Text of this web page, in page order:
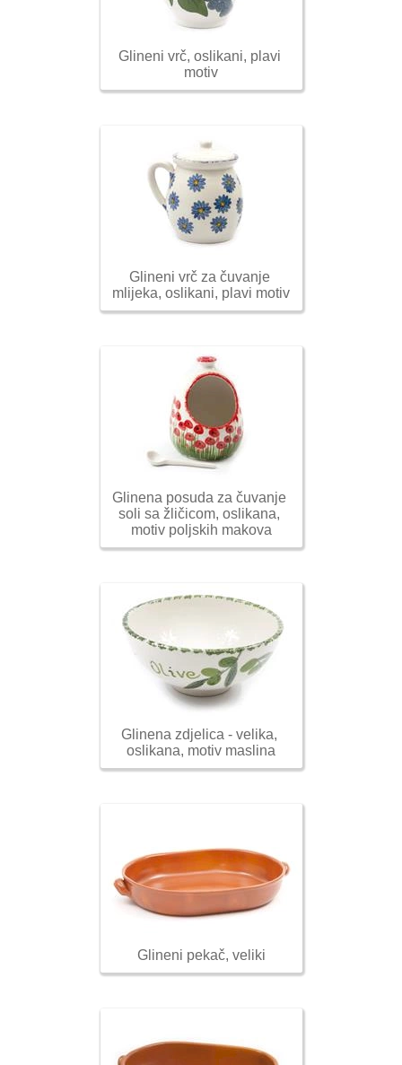
Glineni vrč, oslikani, plavi
motiv
Glineni vrč za čuvanje
mlijeka, oslikani, plavi motiv
Glinena posuda za čuvanje
soli sa žličicom, oslikana,
motiv poljskih makova
Glinena zdjelica - velika,
oslikana, motiv maslina
Glineni pekač, veliki